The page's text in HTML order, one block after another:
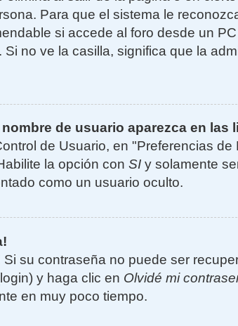
Para que el sistema le
si accede al foro desde un
no ve la casilla, significa que la
de usuario aparezca en
de Usuario, en "Preferencias
la opción con SI y solamente
como un usuario oculto.
Si su contraseña no puede ser
y haga clic en Olvidé mi
en muy poco tiempo.